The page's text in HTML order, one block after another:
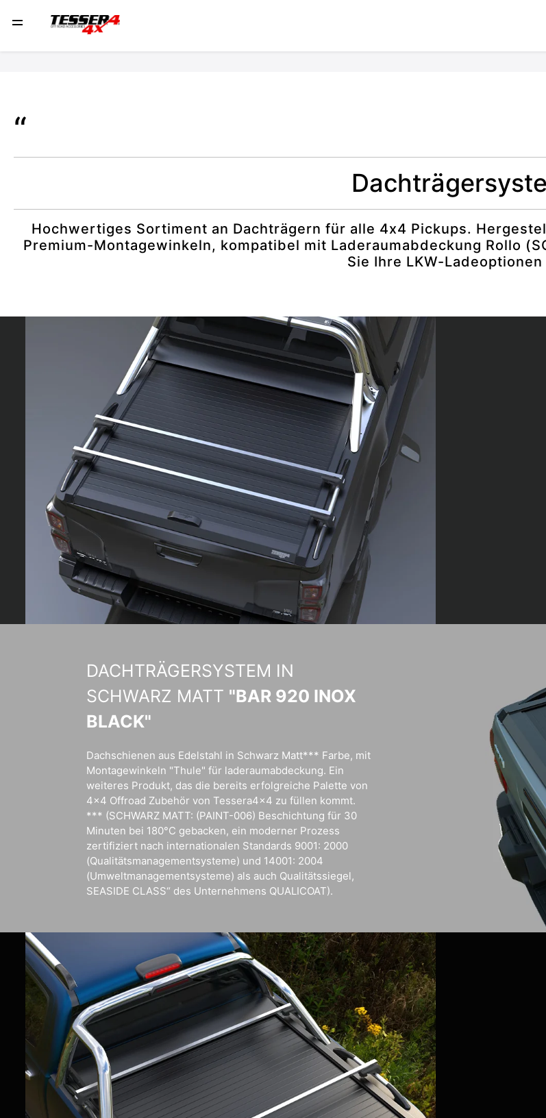
Hochwertiges Sortiment an Dachträgern für alle 4x4 Pickups.
Premium-Montagewinkeln, kompatibel mit Laderaumabdeckung Rollo
Sie Ihre LKW-Ladeoptionen
DACHTRÄGERSYSTEM IN
SCHWARZ MATT "BAR 920 INOX
BLACK"
Dachschienen aus Edelstahl in Schwarz Matt*** Farbe, mit
Montagewinkeln "Thule" für laderaumabdeckung. Ein
weiteres Produkt, das die bereits erfolgreiche Palette von
4x4 Offroad Zubehör von Tessera4x4 zu füllen kommt.
*** (SCHWARZ MATT: (PAINT-006) Beschichtung für 30
Minuten bei 180°C gebacken, ein moderner Prozess
zertifiziert nach internationalen Standards 9001: 2000
(Qualitätsmanagementsysteme) und 14001: 2004
(Umweltmanagementsysteme) als auch Qualitätssiegel,
SEASIDE CLASS“ des Unternehmens QUALICOAT).